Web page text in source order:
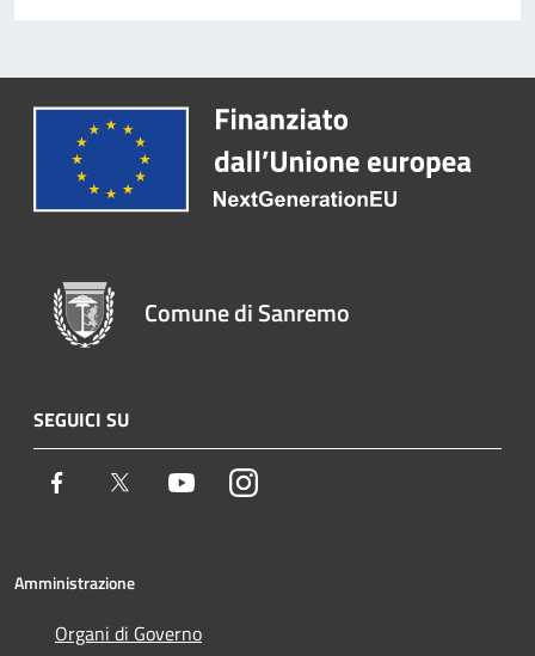
Comune di Sanremo
SEGUICI SU
Facebook Twitter YoutubeInstagram
Amministrazione
Organi di Governo